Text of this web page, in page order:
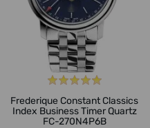
Frederique Constant Classics
Index Business Timer Quartz
FC-270N4P6B